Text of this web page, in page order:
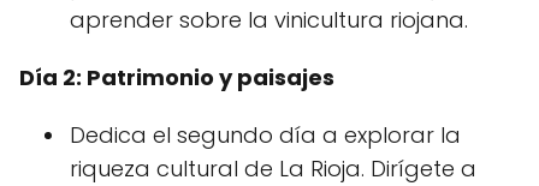
aprender sobre la vinicultura riojana.
Día 2: Patrimonio y paisajes
Dedica el segundo día a explorar la
riqueza cultural de La Rioja. Dirígete a